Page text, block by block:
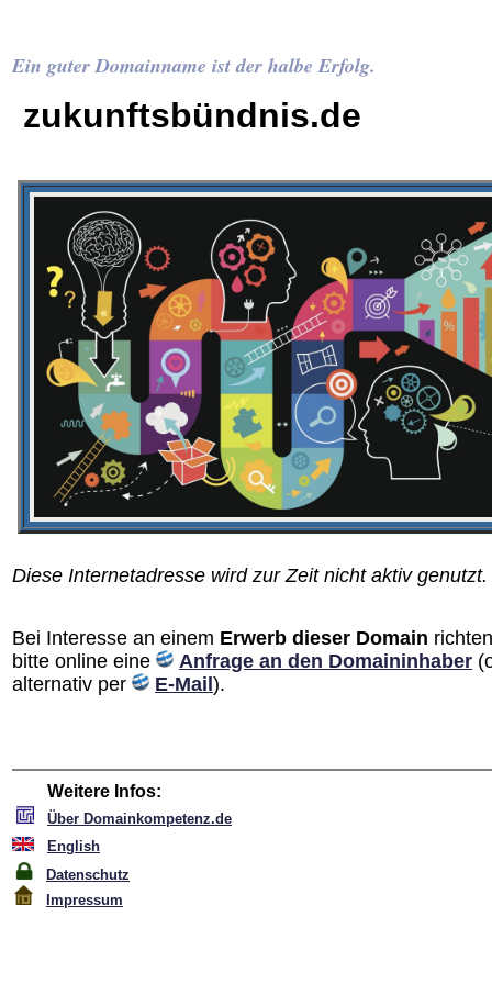
Ein guter Domainname ist der halbe Erfolg.
zukunftsbündnis.de
Diese Internetadresse wird zur Zeit nicht aktiv genutzt.
Bei Interesse an einem Erwerb dieser Domain
bitte online eine
Anfrage an den Domain­inhaber
alternativ per
E-Mail ).
Weitere Infos:
Über Domainkompetenz.de
English
Datenschutz
Impressum